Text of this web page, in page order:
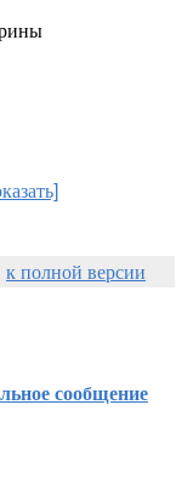
к полной версии
сообщение